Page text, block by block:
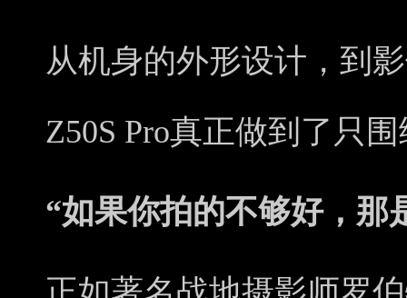
从机身的外形设计，到
Z50S Pro真正做到了只
“如果你拍的不够好，那